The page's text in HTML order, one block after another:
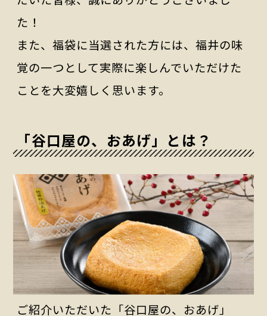
た！
また、福袋に当選された方には、福井の味
覚の一つとして実際に楽しんでいただけた
ことを大変嬉しく思います。
「谷口屋の、おあげ」とは？
ご紹介いただいた「谷口屋の、おあげ」